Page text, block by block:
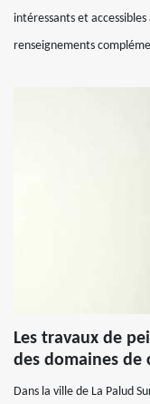
intéressants et
renseignements
Les travaux de
des domaines de
Dans la ville de La Palud